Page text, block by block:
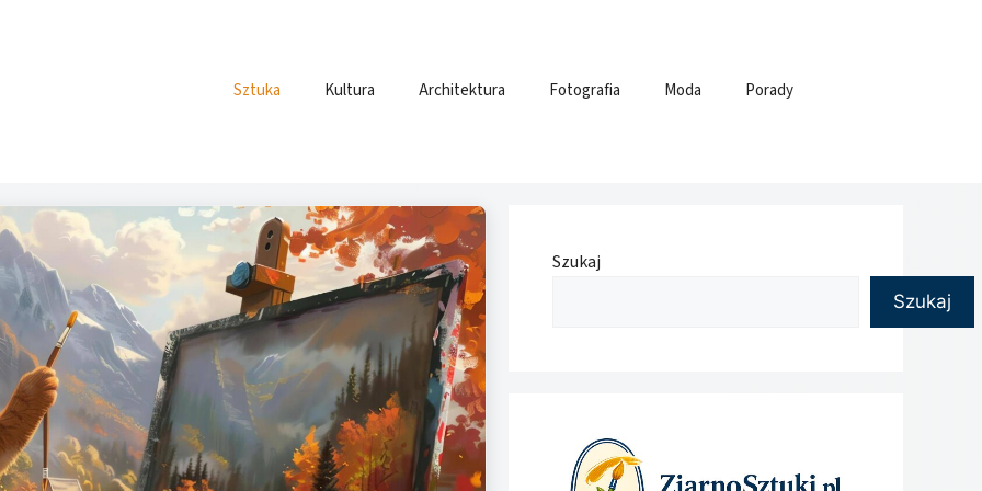
Sztuka Kultura Architektura Fotografia Moda Porady
Szukaj
Szukaj